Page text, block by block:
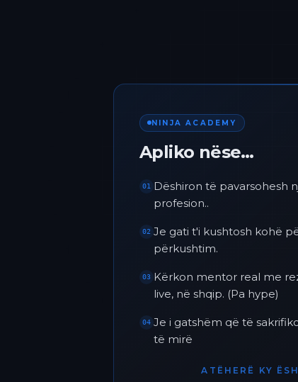
NINJA ACADEMY
Apliko nëse…
01
Dëshiron të pavarsohesh
profesion..
02 Je gati t'i kushtosh kohë
përkushtim.
03 Kërkon mentor real me
live, në shqip. (Pa hype)
04 Je i gatshëm që të
të mirë
ATËHERË KY